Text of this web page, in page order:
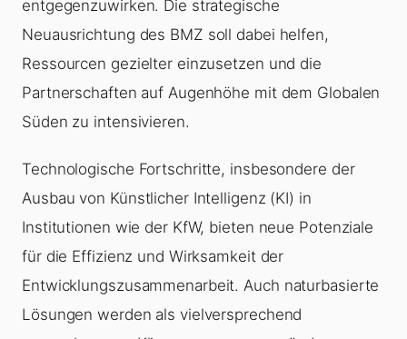
entgegenzuwirken. Die strategische
Neuausrichtung des BMZ soll dabei helfen,
Ressourcen gezielter einzusetzen und die
Partnerschaften auf Augenhöhe mit dem Globalen
Süden zu intensivieren.
Technologische Fortschritte, insbesondere der
Ausbau von Künstlicher Intelligenz (KI) in
Institutionen wie der KfW, bieten neue Potenziale
für die Effizienz und Wirksamkeit der
Entwicklungszusammenarbeit. Auch naturbasierte
Lösungen werden als vielversprechend